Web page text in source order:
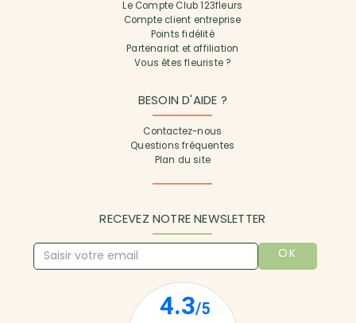
Le Compte Club 123fleurs
Compte client entreprise
Points fidélité
Partenariat et affiliation
Vous êtes fleuriste ?
BESOIN D'AIDE ?
Contactez-nous
Questions fréquentes
Plan du site
RECEVEZ NOTRE NEWSLETTER
OK